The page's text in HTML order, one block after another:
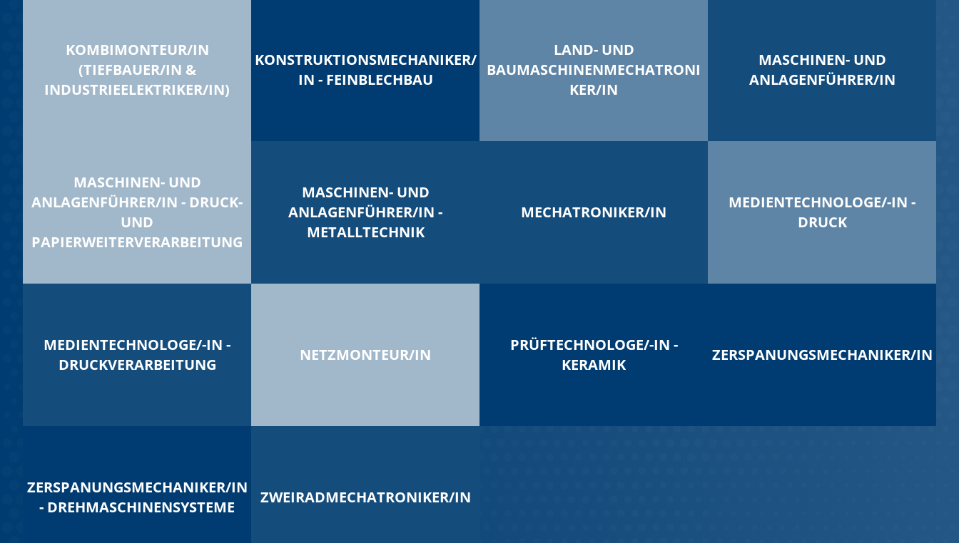
KOMBIMONTEUR/IN
(TIEFBAUER/IN &
INDUSTRIEELEKTRIKER/IN)
KONSTRUKTIONSMECHANIKER/
IN - FEINBLECHBAU
LAND- UND
BAUMASCHINENMECHATRONI
KER/IN
MASCHINEN- UND
ANLAGENFÜHRER/IN
MASCHINEN- UND
ANLAGENFÜHRER/IN - DRUCK-
UND
PAPIERWEITERVERARBEITUNG
MASCHINEN- UND
ANLAGENFÜHRER/IN -
METALLTECHNIK
MECHATRONIKER/IN
MEDIENTECHNOLOGE/-IN -
DRUCK
MEDIENTECHNOLOGE/-IN -
DRUCKVERARBEITUNG
NETZMONTEUR/IN
PRÜFTECHNOLOGE/-IN -
KERAMIK
ZERSPANUNGSMECHANIKER/IN
ZERSPANUNGSMECHANIKER/IN
- DREHMASCHINENSYSTEME
ZWEIRADMECHATRONIKER/IN